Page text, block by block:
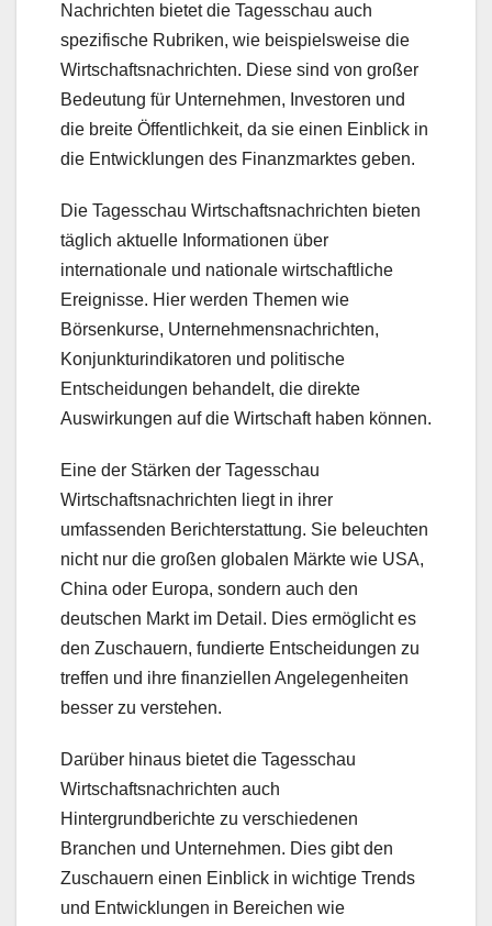
Nachrichten bietet die Tagesschau auch
spezifische Rubriken, wie beispielsweise die
Wirtschaftsnachrichten. Diese sind von großer
Bedeutung für Unternehmen, Investoren und
die breite Öffentlichkeit, da sie einen Einblick in
die Entwicklungen des Finanzmarktes geben.
Die Tagesschau Wirtschaftsnachrichten bieten
täglich aktuelle Informationen über
internationale und nationale wirtschaftliche
Ereignisse. Hier werden Themen wie
Börsenkurse, Unternehmensnachrichten,
Konjunkturindikatoren und politische
Entscheidungen behandelt, die direkte
Auswirkungen auf die Wirtschaft haben können.
Eine der Stärken der Tagesschau
Wirtschaftsnachrichten liegt in ihrer
umfassenden Berichterstattung. Sie beleuchten
nicht nur die großen globalen Märkte wie USA,
China oder Europa, sondern auch den
deutschen Markt im Detail. Dies ermöglicht es
den Zuschauern, fundierte Entscheidungen zu
treffen und ihre finanziellen Angelegenheiten
besser zu verstehen.
Darüber hinaus bietet die Tagesschau
Wirtschaftsnachrichten auch
Hintergrundberichte zu verschiedenen
Branchen und Unternehmen. Dies gibt den
Zuschauern einen Einblick in wichtige Trends
und Entwicklungen in Bereichen wie